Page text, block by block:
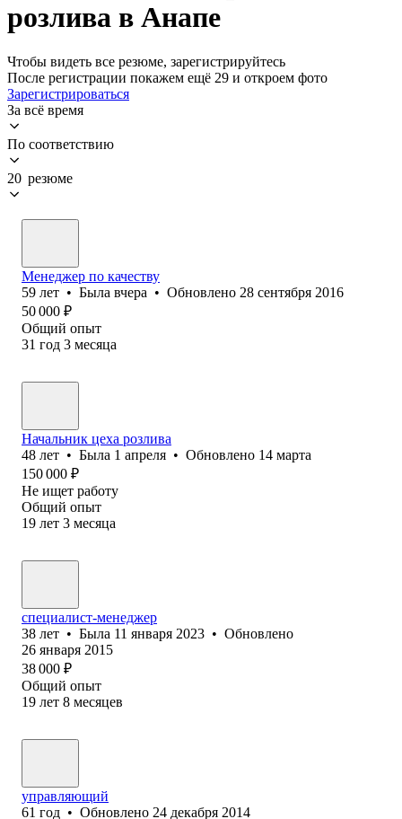
розлива в Анапе
Чтобы видеть все резюме, зарегистрируйтесь
После регистрации покажем ещё 29 и откроем фото
Зарегистрироваться
За всё время
По соответствию
20 резюме
Менеджер по качеству
59 лет • Была вчера • Обновлено 28 сентября 2016
50 000 ₽
Общий опыт
31 год 3 месяца
Начальник цеха розлива
48 лет • Была 1 апреля • Обновлено 14 марта
150 000 ₽
Не ищет работу
Общий опыт
19 лет 3 месяца
специалист-менеджер
38 лет • Была 11 января 2023 • Обновлено
26 января 2015
38 000 ₽
Общий опыт
19 лет 8 месяцев
управляющий
61 год • Обновлено 24 декабря 2014